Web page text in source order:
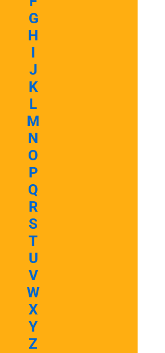
G
H
I
J
K
L
M
N
O
P
Q
R
S
T
U
V
W
X
Y
Z